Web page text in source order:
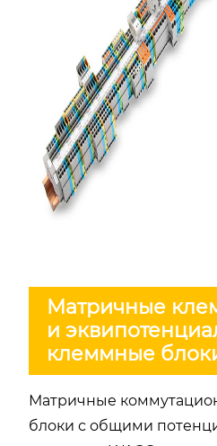
Матричные
и
клеммные
Матричные
блоки с общими